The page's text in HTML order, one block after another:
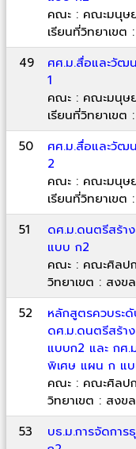
คณะ : คณะมนุษ
เรียนที่วิทยาเขต
49
ศศ.ม.สื่อและวัฒ
1
คณะ : คณะมนุษ
เรียนที่วิทยาเขต
50
ศศ.ม.สื่อและวัฒ
2
คณะ : คณะมนุษ
เรียนที่วิทยาเขต
51
ดศ.ม.ดนตรีสร้า
แบบ ก2
คณะ : คณะศิลป
วิทยาเขต : สงข
52
หลักสูตรควบร
ดศ.ม.ดนตรีสร้า
แบบก2 และ กศ.
พิเศษ แผน ก แ
คณะ : คณะศิลป
วิทยาเขต : สงข
53
บธ.ม.การจัดกา